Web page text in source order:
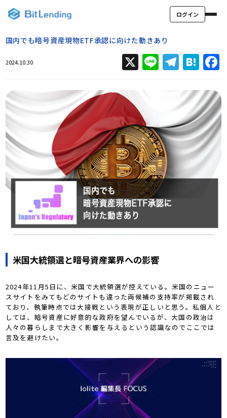
ログイン
国内でも暗号資産現物ETF承認に向けた動きあり
2024.10.30 X Line
米国大統領選と暗号資産業界への影響
2024年11月5日に、米国で大統領選が控えている。米国のニュー
スサイトをみてもどのサイトも違った両候補の支持率が掲載され
ており、執筆時点では大接戦という表現が正しいと思う。私個人と
しては、暗号資産に好意的な政府を望んでいるが、大国の政治は
人々の暮らしまで大きく影響を与えるという認識なのでここでは
言及を避けたい。